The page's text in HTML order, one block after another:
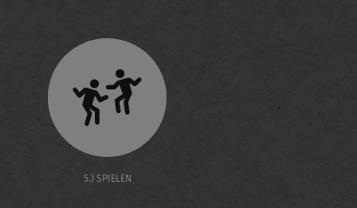
5.) SPIELEN